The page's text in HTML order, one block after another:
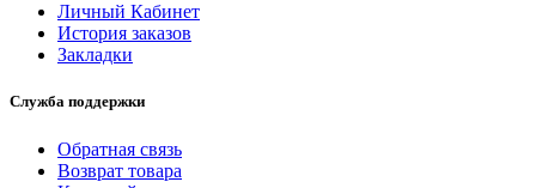
Личный Кабинет
История заказов
Закладки
Служба поддержки
Обратная связь
Возврат товара